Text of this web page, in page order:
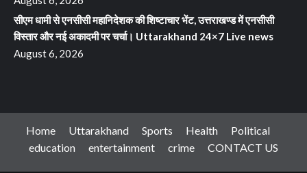
सीएम धामी से एनसीसी महानिदेशक की शिष्टाचार भेंट, उत्तराखण्ड में एनसीसी
विस्तार और नई अकादमी पर चर्चा। Uttarakhand 24×7 Live news
August 6, 2026
Home Uttarakhand Sports Health
Political
education
entertainment crime CONTACT US